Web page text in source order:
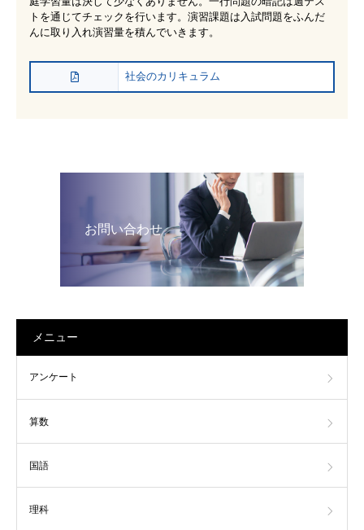
トを通じてチェックを行います。演習課題は入試問題をふんだ
んに取り入れ演習量を積んでいきます。
社会のカリキュラム
お問い合わせ
メニュー
アンケート
算数
国語
理科